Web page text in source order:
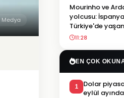
Medya
Mourinho ve
yolcusu:
Türkiye'de
11:28
EN ÇOK
1
Dolar
eylül